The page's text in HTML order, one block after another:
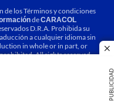
PUBLICIDAD
de losTérminos y condiciones
deCARACOL
D.R.A. Prohibida su
a cualquier idioma sin
in whole or in part, or
All rights reserved